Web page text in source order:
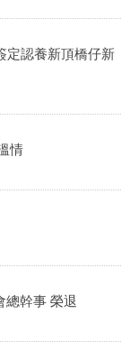
定認養新頂橋仔新
情
總幹事 榮退